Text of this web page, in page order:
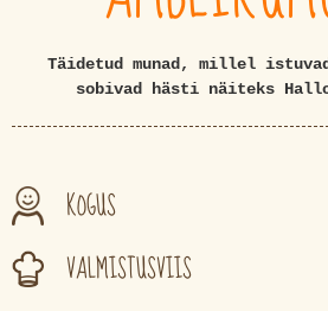
Täidetud munad, millel
sobivad hästi näiteks
KOGUS
VALMISTUSVIIS